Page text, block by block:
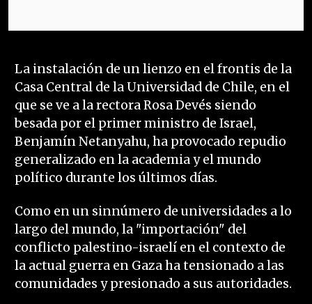
La instalación de un lienzo en el frontis de la
Casa Central de la Universidad de Chile, en el
que se ve a la rectora Rosa Devés siendo
besada por el primer ministro de Israel,
Benjamín Netanyahu, ha provocado repudio
generalizado en la academia y el mundo
político durante los últimos días.
Como en un sinnúmero de universidades a lo
largo del mundo, la "importación" del
conflicto palestino-israelí en el contexto de
la actual guerra en Gaza ha tensionado a las
comunidades y presionado a sus autoridades.